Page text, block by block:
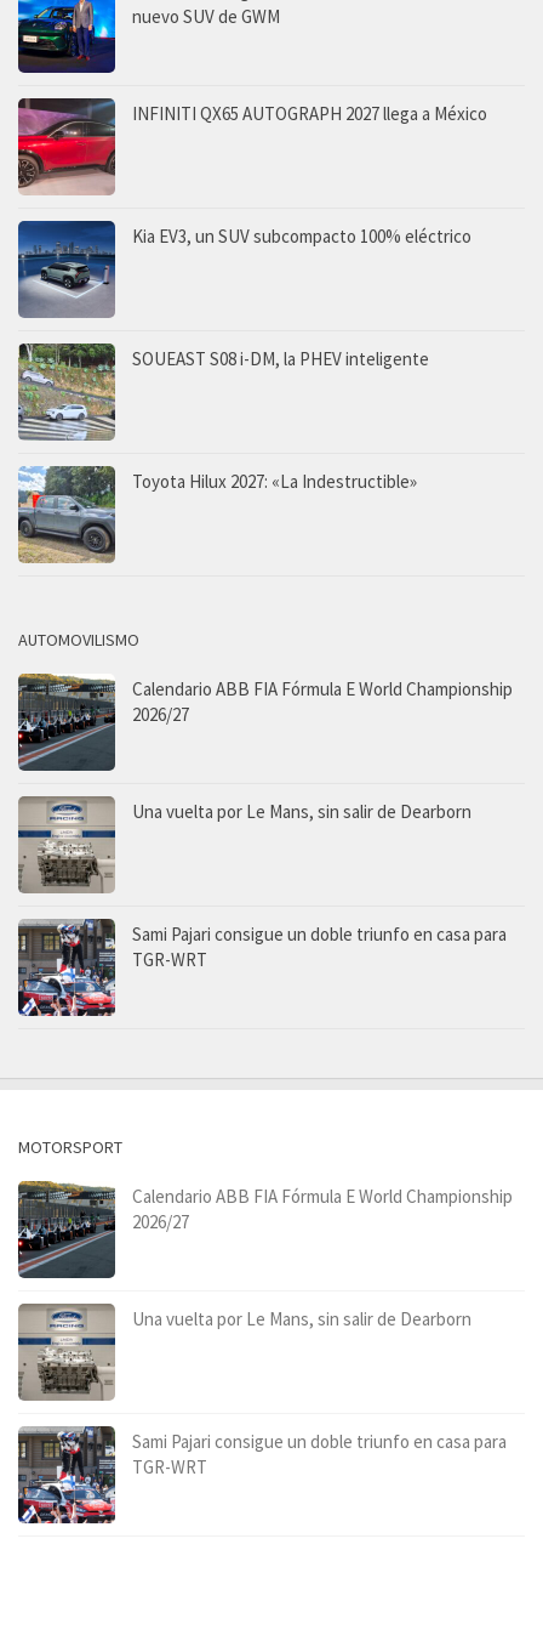
nuevo SUV de GWM
INFINITI QX65 AUTOGRAPH 2027 llega a México
Kia EV3, un SUV subcompacto 100% eléctrico
SOUEAST S08 i-DM, la PHEV inteligente
Toyota Hilux 2027: «La Indestructible»
AUTOMOVILISMO
Calendario ABB FIA Fórmula E World Championship
2026/27
Una vuelta por Le Mans, sin salir de Dearborn
Sami Pajari consigue un doble triunfo en casa para
TGR-WRT
MOTORSPORT
Calendario ABB FIA Fórmula E World Championship
2026/27
Una vuelta por Le Mans, sin salir de Dearborn
Sami Pajari consigue un doble triunfo en casa para
TGR-WRT